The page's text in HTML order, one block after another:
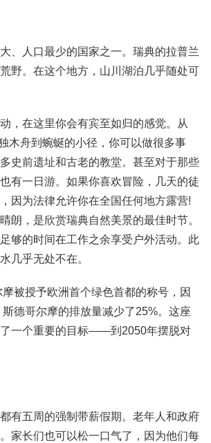
、人口最少的国家之一。瑞典的拉普兰
野。在这个地方，山川湖泊几乎随处可
，在这里你会有宾至如归的感觉。从
木舟到蜿蜒的小径，你可以做很多事
史前遗址和古老的教堂。甚至对于那些
有一日游。如果你喜欢冒险，几天的徒
因为法律允许你在全国任何地方露营!
朗，是欣赏瑞典自然美景的最佳时节。
够的时间在工作之余享受户外活动。此
几乎无处不在。
被授予欧洲首个绿色首都的称号，因
德哥尔摩的排放量减少了25%。这座
一个重要的目标——到2050年摆脱对
有五周的强制带薪假期。老年人和政府
家长们也可以松一口气了，因为他们每